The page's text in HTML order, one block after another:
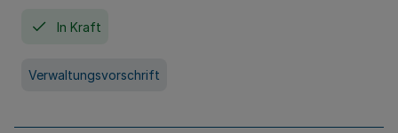
In Kraft
Verwaltungsvorschrift